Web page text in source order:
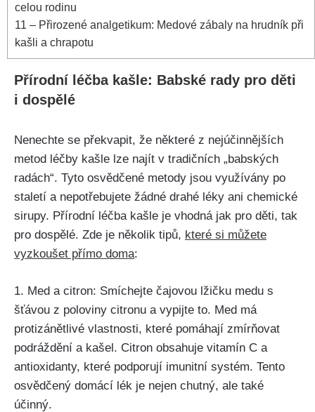
celou rodinu
11 – Přirozené analgetikum: Medové zábaly na hrudník při
kašli a chrapotu
Přírodní⁤ léčba kašle: Babské rady pro děti
i dospělé
Nenechte se překvapit, že některé z nejúčinnějších
metod léčby ‌kašle lze najít v tradičních „babských
radách“. Tyto osvědčené metody jsou využívány po
staletí a nepotřebujete žádné drahé léky ani⁣ chemické
sirupy. Přírodní ⁣léčba kašle⁤ je vhodná jak⁢ pro děti, tak
pro dospělé. Zde je několik tipů, které si⁣ můžete
vyzkoušet přímo doma:
1. Med a citron: Smíchejte čajovou lžičku medu s
šťávou z poloviny citronu a vypijte to. Med má
protizánětlivé ‍vlastnosti, které pomáhají zmírňovat
podráždění ‌a kašel. Citron ⁢obsahuje vitamín C a
antioxidanty, které podporují imunitní systém. Tento​
osvědčený domácí lék je nejen chutný, ale také
účinný.